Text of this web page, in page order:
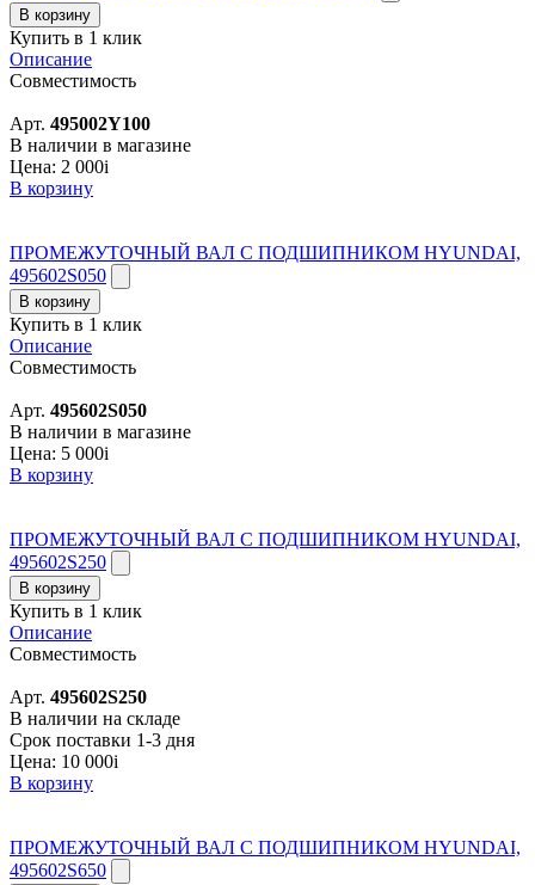
В корзину
Купить в 1 клик
Описание
Совместимость
Арт. 495002Y100
В наличии в магазине
Цена: 2 000i
В корзину
ПРОМЕЖУТОЧНЫЙ ВАЛ С ПОДШИПНИКОМ HYUNDAI,
495602S050
В корзину
Купить в 1 клик
Описание
Совместимость
Арт. 495602S050
В наличии в магазине
Цена: 5 000i
В корзину
ПРОМЕЖУТОЧНЫЙ ВАЛ С ПОДШИПНИКОМ HYUNDAI,
495602S250
В корзину
Купить в 1 клик
Описание
Совместимость
Арт. 495602S250
В наличии на складе
Срок поставки 1-3 дня
Цена: 10 000i
В корзину
ПРОМЕЖУТОЧНЫЙ ВАЛ С ПОДШИПНИКОМ HYUNDAI,
495602S650